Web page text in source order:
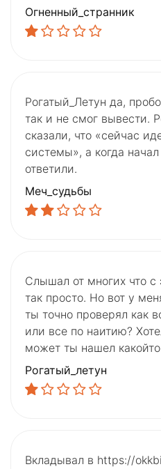
Огненный_странник
Рогатый_Летун да,
так и не смог вывести.
сказали, что «сейчас
системы», а когда
ответили.
Меч_судьбы
Слышал от многих что
так просто. Но вот у
ты точно проверял как
или все по наитию?
может ты нашел
Рогатый_летун
Вкладывал в https://